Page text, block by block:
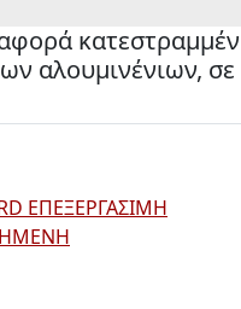
αλουμινένιων,
ΕΠΕΞΕΡΓΑΣΙΜΗ